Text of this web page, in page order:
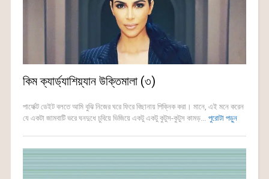
কিম ক্যার্ড্যাশিয়্যান উক্তিমালা (৩)
পার্ফেক্ট ডেইট বলতে আমি বুঝি নিজের ঘরে ফিরে বিছানায় পিক্নিক করা। মানে, এই মনে করেন
যে একটা জামবাটি ভরে ঘনদুধে চুবিয়ে ভিজিয়ে একটু একটু কুটুস-কুটুস কামড়... পুরোটা পড়ুন